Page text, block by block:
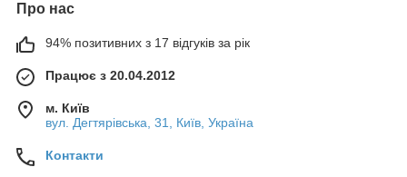
Про нас
94% позитивних з 17 відгуків за рік
Працює з 20.04.2012
м. Київ
вул. Дегтярівська, 31, Київ, Україна
Контакти